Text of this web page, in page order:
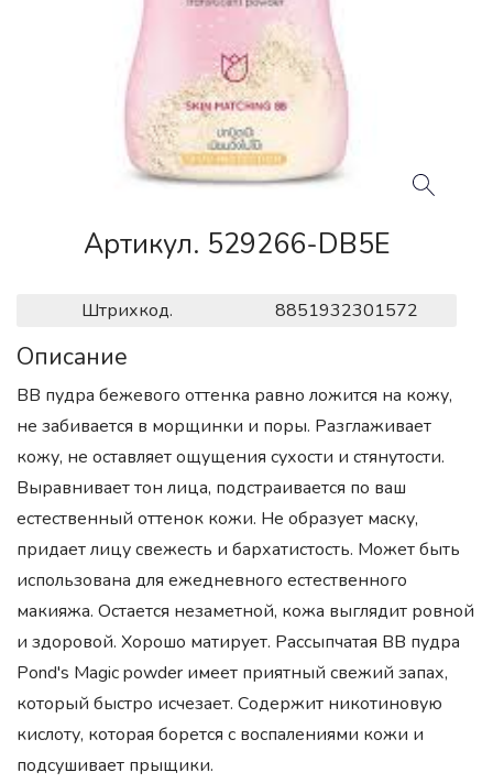
Артикул. 529266-DB5E
Штрихкод. 8851932301572
Описание
BB пудра бежевого оттенка равно ложится на кожу,
не забивается в морщинки и поры. Разглаживает
кожу, не оставляет ощущения сухости и стянутости.
Выравнивает тон лица, подстраивается по ваш
естественный оттенок кожи. Не образует маску,
придает лицу свежесть и бархатистость. Может быть
использована для ежедневного естественного
макияжа. Остается незаметной, кожа выглядит ровной
и здоровой. Хорошо матирует. Рассыпчатая BB пудра
Pond's Magic powder имеет приятный свежий запах,
который быстро исчезает. Содержит никотиновую
кислоту, которая борется с воспалениями кожи и
подсушивает прыщики.